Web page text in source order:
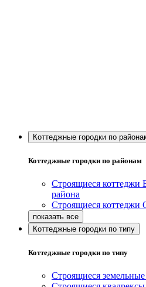
Коттеджные городки по
Коттеджные городки по районам
Строящиеся коттеджи
района
Строящиеся коттеджи
Коттеджные городки по типу
Коттеджные городки по типу
Строящиеся